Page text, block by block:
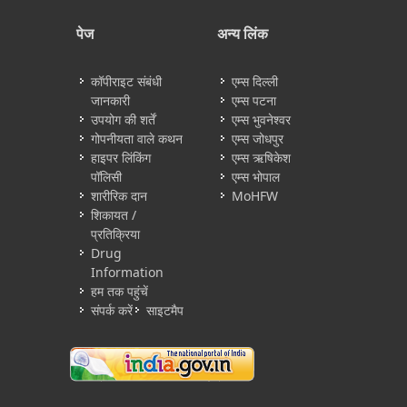
पेज
कॉपीराइट संबंधी
जानकारी
उपयोग की शर्तें
गोपनीयता वाले कथन
हाइपर लिंकिंग
पॉलिसी
शारीरिक दान
शिकायत /
प्रतिक्रिया
Drug
Information
हम तक पहुंचें
संपर्क करें
साइटमैप
अन्य लिंक
एम्स दिल्ली
एम्स पटना
एम्स भुवनेश्वर
एम्स जोधपुर
एम्स ऋषिकेश
एम्स भोपाल
MoHFW